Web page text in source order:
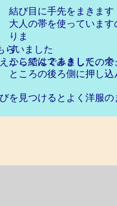
結び目に手先をまきます
大人の帯を使っていま
りま
す
ここでは２まきして、
ところの後ろ側に押し
らいました
から結んでみましたの
を見つけるとよく洋服